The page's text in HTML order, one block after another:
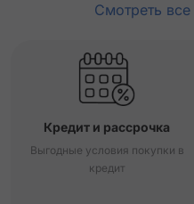
Смотреть все
Кредит и рассрочка
Выгодные условия покупки в
кредит